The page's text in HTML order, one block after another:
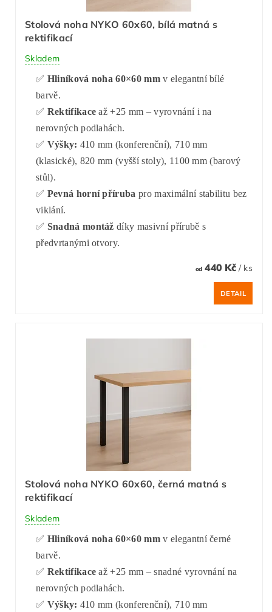
Stolová noha NYKO 60x60, bílá matná s
rektifikací
Skladem
✅ Hliníková noha 60×60 mmv elegantní bílé
barvě.
✅ Rektifikace až +25 mm – vyrovnání i na
nerovných podlahách.
✅ Výšky: 410 mm (konferenční), 710 mm
(klasické), 820 mm (vyšší stoly), 1100 mm (barový
stůl).
✅ Pevná horní příruba pro maximální stabilitu bez
viklání.
✅ Snadná montáž díky masivní přírubě s
předvrtanými otvory.
od440 Kč / ks
DETAIL
Stolová noha NYKO 60x60, černá matná s
rektifikací
Skladem
✅ Hliníková noha 60×60 mmv elegantní černé
barvě.
✅ Rektifikace až +25 mm – snadné vyrovnání na
nerovných podlahách.
✅ Výšky: 410 mm (konferenční), 710 mm